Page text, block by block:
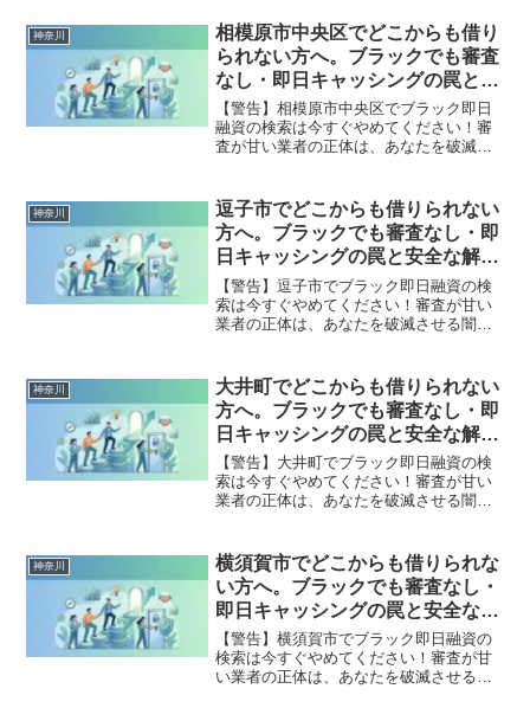
町で違法業者を避け、借金地獄から抜け
出した方々の実体験と確実な解決策を完
全公開。
神奈川
相模原市中央区でどこからも借り
られない方へ。ブラックでも審査
なし・即日キャッシングの罠と安
全な解決策
【警告】相模原市中央区でブラック即日
融資の検索は今すぐやめてください！審
査が甘い業者の正体は、あなたを破滅さ
す。相模原市中央区で違法業者を避け、
借金地獄から抜け出した方々の実体験と
確実な解決策を完全公開。
神奈川
逗子市でどこからも借りられない
方へ。ブラックでも審査なし・即
日キャッシングの罠と安全な解決
策
【警告】逗子市でブラック即日融資の検
索は今すぐやめてください！審査が甘い
業者の正体は、あなたを破滅させる闇金
市で違法業者を避け、借金地獄から抜け
出した方々の実体験と確実な解決策を完
全公開。
神奈川
大井町でどこからも借りられない
方へ。ブラックでも審査なし・即
日キャッシングの罠と安全な解決
策
【警告】大井町でブラック即日融資の検
索は今すぐやめてください！審査が甘い
業者の正体は、あなたを破滅させる闇金
町で違法業者を避け、借金地獄から抜け
出した方々の実体験と確実な解決策を完
全公開。
神奈川
横須賀市でどこからも借りられな
い方へ。ブラックでも審査なし・
即日キャッシングの罠と安全な解
決策
【警告】横須賀市でブラック即日融資の
検索は今すぐやめてください！審査が甘
い業者の正体は、あなたを破滅させる闇